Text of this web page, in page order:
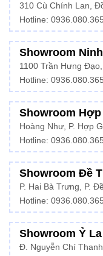
310 Cù Chính Lan,
Hotline: 0936.080.365
Showroom
1100 Trần Hưng
Hotline:
Showroom Hợp
Hoàng Như, P. Hợp
Hotline:
Showroom Đề
P. Hai Bà Trưng, P.
Hotline:
Showroom Ỷ
Đ. Nguyễn Chí